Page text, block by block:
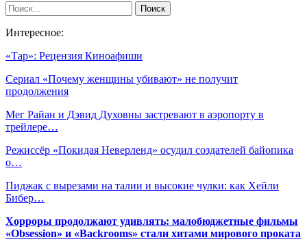
Интересное:
«Тар»: Рецензия Киноафиши
Сериал «Почему женщины убивают» не получит
продолжения
Мег Райан и Дэвид Духовны застревают в аэропорту в
трейлере…
Режиссёр «Покидая Неверленд» осудил создателей байопика
о…
Пиджак с вырезами на талии и высокие чулки: как Хейли
Бибер…
Хорроры продолжают удивлять: малобюджетные фильмы
«Obsession» и «Backrooms» стали хитами мирового проката